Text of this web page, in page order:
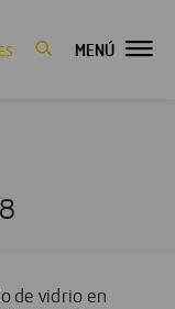
ES MENÚ
de vidrio en